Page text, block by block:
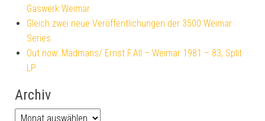
Gaswerk Weimar
Gleich zwei neue Veröffentlichungen der 3500 Weimar
Series
Out now: Madmans/ Ernst F.All – Weimar 1981 – 83, Split
LP
Archiv